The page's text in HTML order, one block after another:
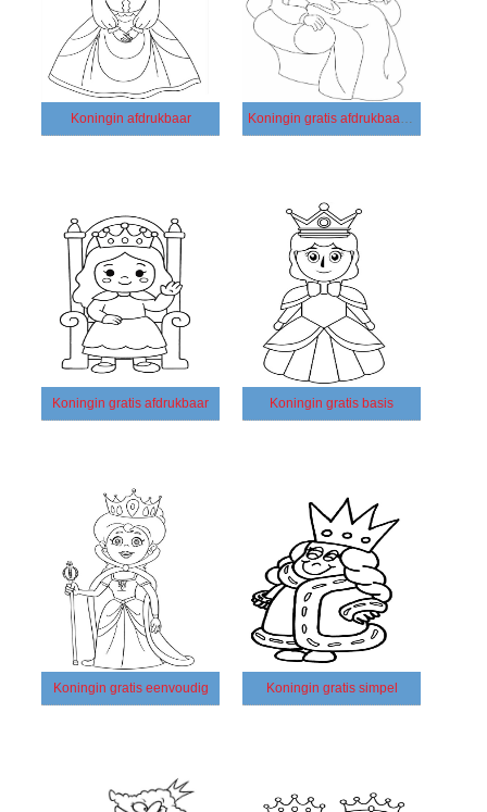
Koningin afdrukbaar Koningin gratis afdrukbaar voor kinderen
Koningin gratis afdrukbaar Koningin gratis basis
Koningin gratis eenvoudig Koningin gratis simpel